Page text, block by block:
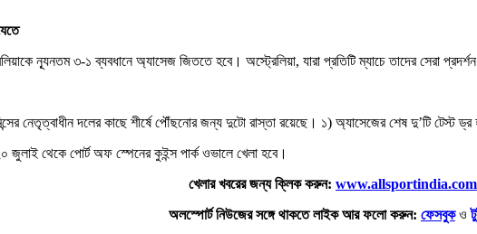
ন্যূনতম ৩-১ ব্যবধানে অ্যাসেজ জিততে হবে। অস্ট্রেলিয়া, যারা প্রতিটি ম্যাচে তাদের সেরা
নেতৃত্বাধীন দলের কাছে শীর্ষে পৌঁছনোর জন্য দুটো রাস্তা রয়েছে। ১) অ্যাসেজের শেষ দু’টি
জুলাই থেকে পোর্ট অফ স্পেনের কুইন্স পার্ক ওভালে খেলা হবে।
খেলার খবরের জন্য ক্লিক করুন: www.allsportindia.com
অলস্পোর্ট নিউজের সঙ্গে থাকতে লাইক আর ফলো করুন: ফেসবুকও